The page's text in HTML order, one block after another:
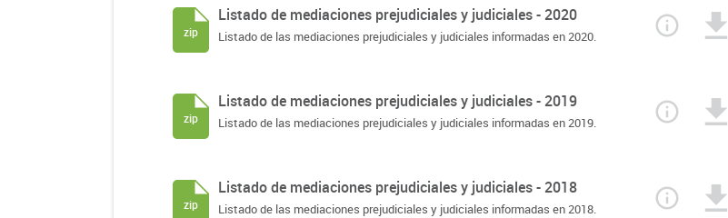
Listado de mediaciones prejudiciales y judiciales - 2020
Listado de las mediaciones prejudiciales y judiciales informadas en 2020.
zip
Listado de mediaciones prejudiciales y judiciales - 2019
Listado de las mediaciones prejudiciales y judiciales informadas en 2019.
zip
Listado de mediaciones prejudiciales y judiciales - 2018
Listado de las mediaciones prejudiciales y judiciales informadas en 2018.
zip